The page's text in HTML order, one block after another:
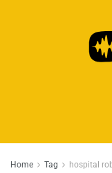
Home Tag hospital